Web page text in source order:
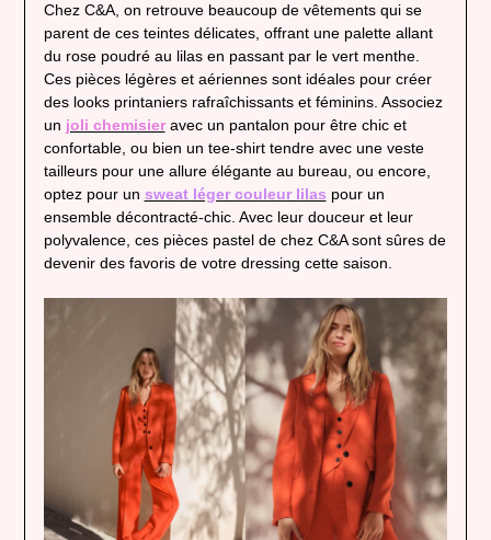
Chez C&A, on retrouve beaucoup de vêtements qui se
parent de ces teintes délicates, offrant une palette allant
du rose poudré au lilas en passant par le vert menthe.
Ces pièces légères et aériennes sont idéales pour créer
des looks printaniers rafraîchissants et féminins. Associez
un joli chemisieravec un pantalon pour être chic et
confortable, ou bien un tee-shirt tendreavec une veste
tailleurs pour une allure élégante au bureau, ou encore,
optez pour un sweat léger couleur lilas pour un
ensemble décontracté-chic. Avec leur douceur et leur
polyvalence, ces pièces pastel de chez C&A sont sûres de
devenir des favoris de votre dressing cette saison.